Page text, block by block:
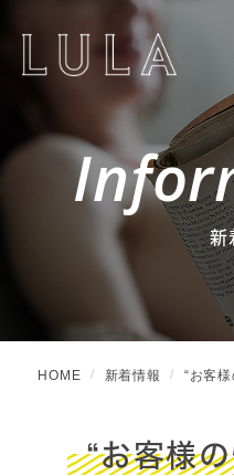
新
HOME 新着情報 “お客
“お客様